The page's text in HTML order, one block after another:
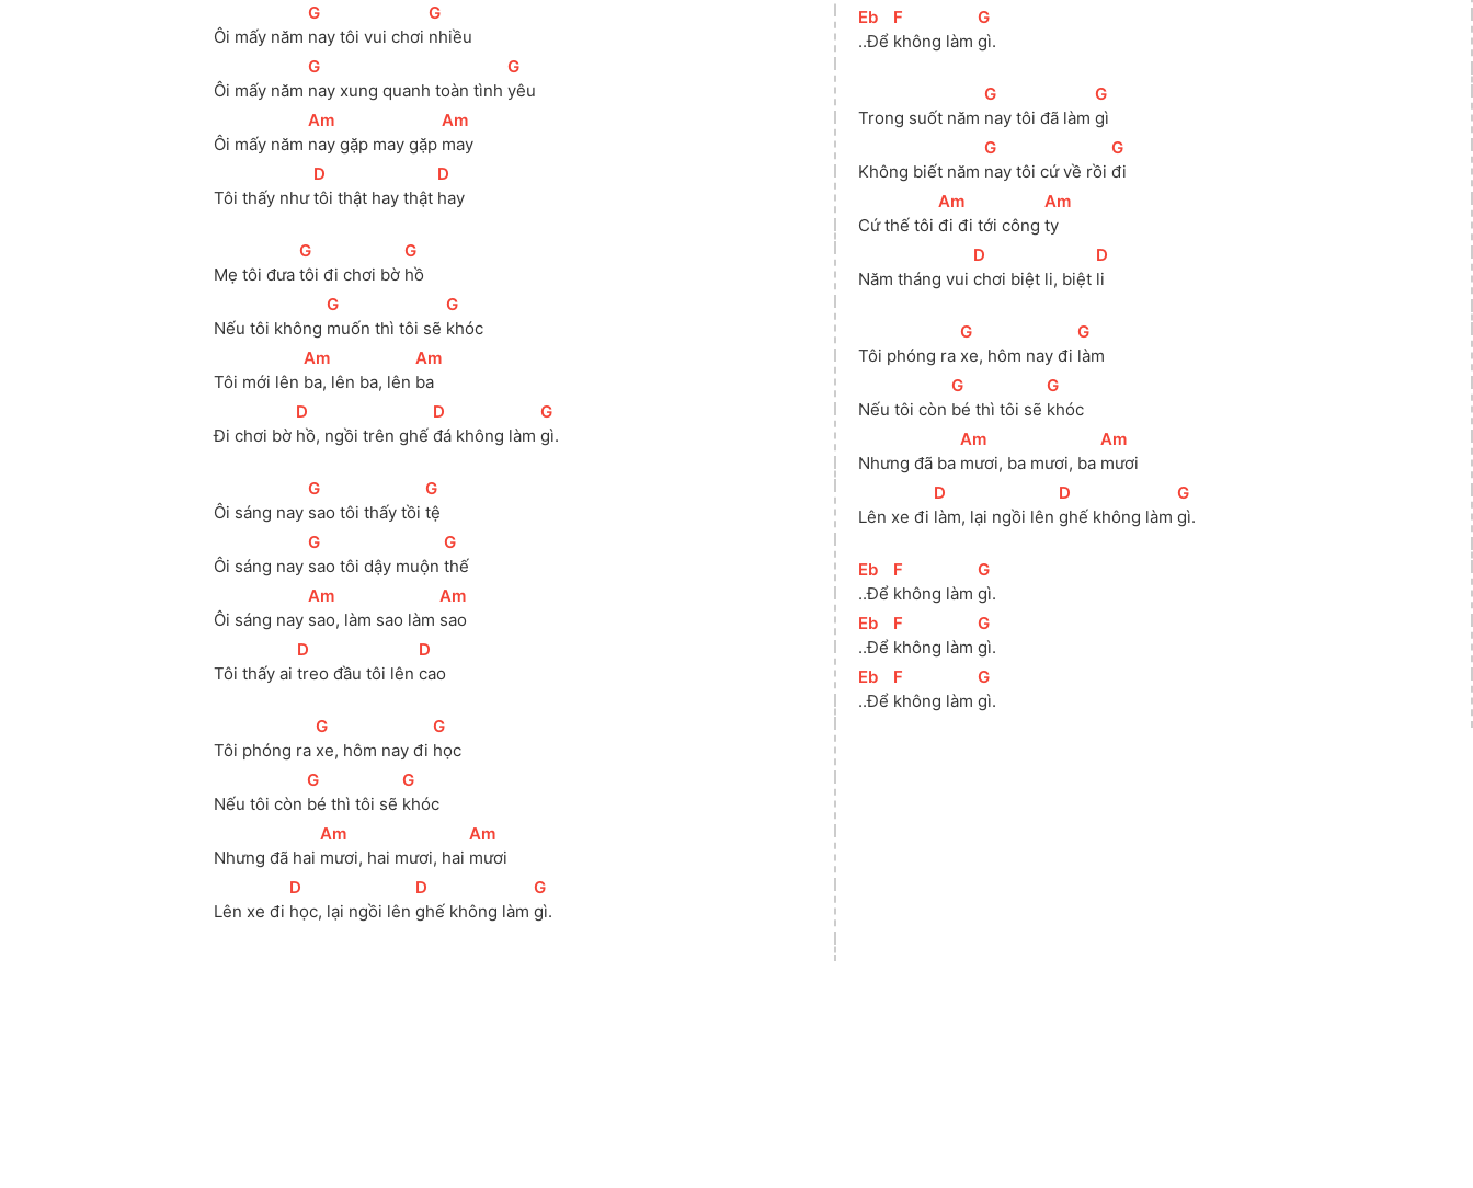
Ôi mấy năm
[
G
nay tôi vui chơi
[
G
nhiều
Ôi mấy năm
[
G
nay xung quanh toàn tình
[
G
yêu
Ôi mấy năm
[
Am
nay gặp may gặp
[
Am
may
Tôi thấy như
[D
tôi thật hay thật
[D
hay
Mẹ tôi đưa
[
G
tôi đi chơi bờ
[
G
hồ
Nếu tôi không
[
G
muốn thì tôi sẽ
[
G
khóc
Tôi mới lên
[
Am
ba, lên ba, lên
[
Am
ba
Đi chơi bờ
[D
hồ, ngồi trên ghế
[D
đá không làm
[
G
gì.
Ôi sáng nay
[
G
sao tôi thấy tồi
[
G
tệ
Ôi sáng nay
[
G
sao tôi dậy muộn
[
G
thế
Ôi sáng nay
[
Am
sao, làm sao làm
[
Am
sao
Tôi thấy ai
[D
treo đầu tôi lên
[D
cao
Tôi phóng ra
[
G
xe, hôm nay đi
[
G
học
Nếu tôi còn
[
G
bé thì tôi sẽ
[
G
khóc
Nhưng đã hai
[
Am
mươi, hai mươi, hai
[
Am
mươi
Lên xe đi
[D
học, lại ngồi lên
[D
ghế không làm
[
G
gì.
[Eb
..Để
[F
không làm
[
G
gì.
Trong suốt năm
[
G
nay tôi đã làm
[
G
gì
Không biết năm
[
G
nay tôi cứ về rồi
[
G
đi
Cứ thế tôi
[
Am
đi đi tới công
[
Am
ty
Năm tháng vui
[D
chơi biệt li, biệt
[D
li
Tôi phóng ra
[
G
xe, hôm nay đi
[
G
làm
Nếu tôi còn
[
G
bé thì tôi sẽ
[
G
khóc
Nhưng đã ba
[
Am
mươi, ba mươi, ba
[
Am
mươi
Lên xe đi
[D
làm, lại ngồi lên
[D
ghế không làm
[
G
gì.
[Eb
..Để
[F
không làm
[
G
gì.
[Eb
..Để
[F
không làm
[
G
gì.
[Eb
..Để
[F
không làm
[
G
gì.